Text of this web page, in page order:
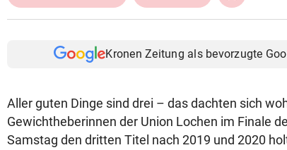
Kronen Zeitung als bevorzugte
Aller guten Dinge sind drei – das dachten sich
Gewichtheberinnen der Union Lochen im Finale
Samstag den dritten Titel nach 2019 und 2020